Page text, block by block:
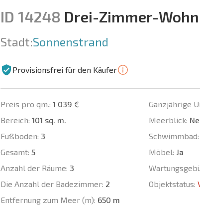
ID 14248 Drei-Zimmer-
Stadt:Sonnenstrand
Provisionsfrei für den Käufer
Preis pro qm.: 1 039 €
Bereich: 101 sq. m.
Fußboden: 3
Gesamt: 5
Anzahl der Räume: 3
Die Anzahl der Badezimmer: 2
Entfernung zum Meer (m): 650 m
Ganzjährige
Meerblick:
Schwimmbad:
Möbel: Ja
Objektstatus: